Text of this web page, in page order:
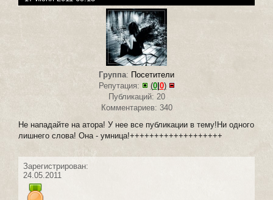
Группа: Посетители
Репутация:
(0|0)
Публикаций: 20
Комментариев: 340
Не нападайте на атора! У нее все публикации в тему!Ни одного
лишнего слова! Она - умница!+++++++++++++++++++
Зарегистрирован:
24.05.2011